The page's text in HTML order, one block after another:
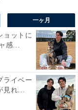
一ヶ月
ョットに
感...
ライベー
見れ...